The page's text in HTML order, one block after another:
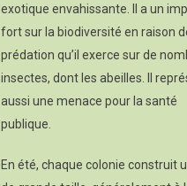
exotique envahissante. Il a un
fort sur la biodiversité en raison
prédation qu’il exerce sur de
insectes, dont les abeilles. Il
aussi une menace pour la santé
publique.
En été, chaque colonie construit